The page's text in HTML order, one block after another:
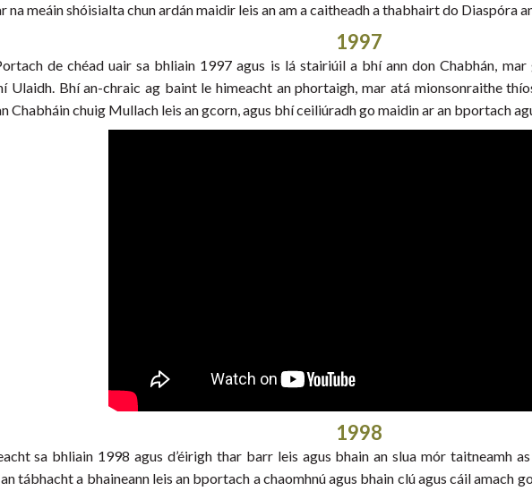
na meáin shóisialta chun ardán maidir leis an am a caitheadh a thabhairt do Diaspóra
1997
de chéad uair sa bhliain 1997 agus is lá stairiúil a bhí ann don Chabhán,
Ulaidh. Bhí an-chraic ag baint le himeacht an phortaigh, mar atá mionsonraithe
Chabháin chuig Mullach leis an gcorn, agus bhí ceiliúradh go maidin ar an bportach
1998
sa bhliain 1998 agus d’éirigh thar barr leis agus bhain an slua mór taitneamh
tábhacht a bhaineann leis an bportach a chaomhnú agus bhain clú agus cáil amach